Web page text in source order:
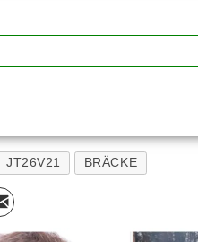
JT26V21 BRÄCKE